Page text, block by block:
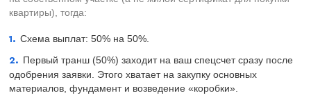
квартиры), тогда:
Схема выплат: 50% на 50%.
Первый транш (50%) заходит на ваш спецсчет сразу после
одобрения заявки. Этого хватает на закупку основных
материалов, фундамент и возведение «коробки».